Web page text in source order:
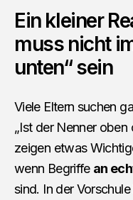
Ein kleiner
muss nicht
unten“ sein
Viele Eltern suchen
„Ist der Nenner oben
zeigen etwas
wenn Begriffe an
sind. In der